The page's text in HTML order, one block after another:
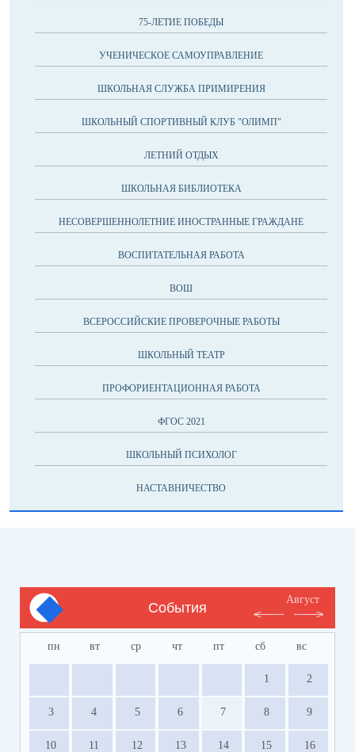
75-ЛЕТИЕ ПОБЕДЫ
УЧЕНИЧЕСКОЕ САМОУПРАВЛЕНИЕ
ШКОЛЬНАЯ СЛУЖБА ПРИМИРЕНИЯ
ШКОЛЬНЫЙ СПОРТИВНЫЙ КЛУБ "ОЛИМП"
ЛЕТНИЙ ОТДЫХ
ШКОЛЬНАЯ БИБЛИОТЕКА
НЕСОВЕРШЕННОЛЕТНИЕ ИНОСТРАННЫЕ ГРАЖДАНЕ
ВОСПИТАТЕЛЬНАЯ РАБОТА
ВОШ
ВСЕРОССИЙСКИЕ ПРОВЕРОЧНЫЕ РАБОТЫ
ШКОЛЬНЫЙ ТЕАТР
ПРОФОРИЕНТАЦИОННАЯ РАБОТА
ФГОС 2021
ШКОЛЬНЫЙ ПСИХОЛОГ
НАСТАВНИЧЕСТВО
События
Август
пн вт ср чт пт сб вс
1 2
3 4 5 6 7 8 9
10 11 12 13 14 15 16